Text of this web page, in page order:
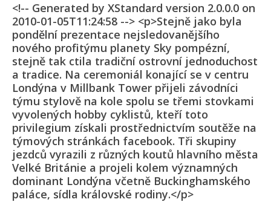
<!-- Generated by XStandard version 2.0.0.0 on
2010-01-05T11:24:58 --> <p>Stejně jako byla
pondělní prezentace nejsledovanějšího
nového profitýmu planety Sky pompézní,
stejně tak ctila tradiční ostrovní jednoduchost
a tradice. Na ceremoniál konající se v centru
Londýna v Millbank Tower přijeli závodníci
týmu stylově na kole spolu se třemi stovkami
vyvolených hobby cyklistů, kteří toto
privilegium získali prostřednictvím soutěže na
týmových stránkách facebook. Tři skupiny
jezdců vyrazili z různých koutů hlavního města
Velké Británie a projeli kolem významných
dominant Londýna včetně Buckinghamského
paláce, sídla královské rodiny.</p>